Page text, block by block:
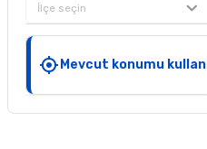
İlçe seçin
Mevcut konumu kullan